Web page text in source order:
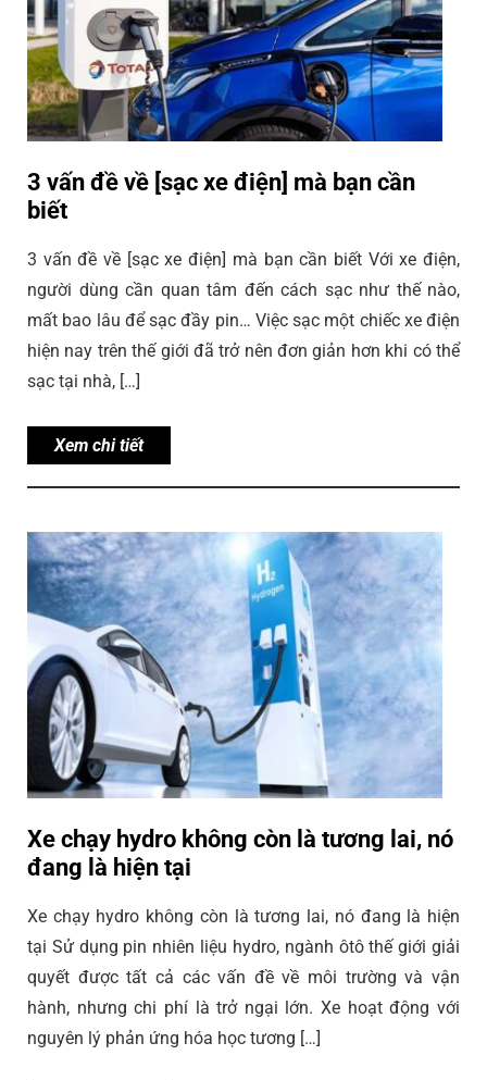
3 vấn đề về [sạc xe điện] mà bạn cần
biết
3 vấn đề về [sạc xe điện] mà bạn cần biết Với xe điện,
người dùng cần quan tâm đến cách sạc như thế nào,
mất bao lâu để sạc đầy pin… Việc sạc một chiếc xe điện
hiện nay trên thế giới đã trở nên đơn giản hơn khi có thể
sạc tại nhà, […]
Xem chi tiết
Xe chạy hydro không còn là tương lai, nó
đang là hiện tại
Xe chạy hydro không còn là tương lai, nó đang là hiện
tại Sử dụng pin nhiên liệu hydro, ngành ôtô thế giới giải
quyết được tất cả các vấn đề về môi trường và vận
hành, nhưng chi phí là trở ngại lớn. Xe hoạt động với
nguyên lý phản ứng hóa học tương […]